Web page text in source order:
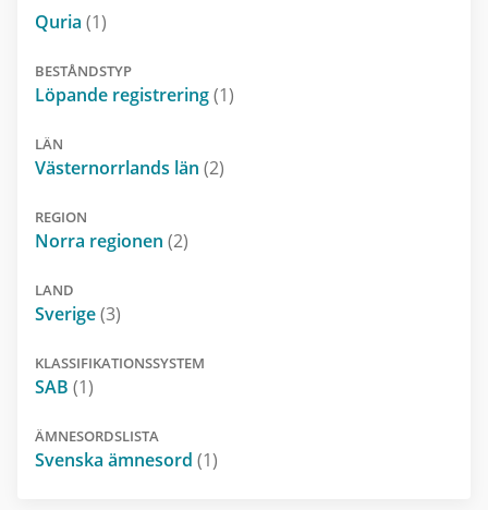
Quria (1)
BESTÅNDSTYP
Löpande registrering(1)
LÄN
Västernorrlands län (2)
REGION
Norra regionen (2)
LAND
Sverige(3)
KLASSIFIKATIONSSYSTEM
SAB (1)
ÄMNESORDSLISTA
Svenska ämnesord (1)